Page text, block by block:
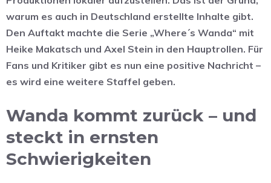
warum es auch in Deutschland erstellte Inhalte gibt.
Den Auftakt machte die Serie „Where´s Wanda“ mit
Heike Makatsch und Axel Stein in den Hauptrollen. Für
Fans und Kritiker gibt es nun eine positive Nachricht –
es wird eine weitere Staffel geben.
Wanda kommt zurück – und
steckt in ernsten
Schwierigkeiten